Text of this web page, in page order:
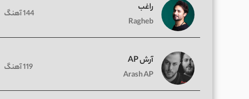
راغب
Ragheb
144 آهنگ
آرش AP
Arash AP
119 آهنگ